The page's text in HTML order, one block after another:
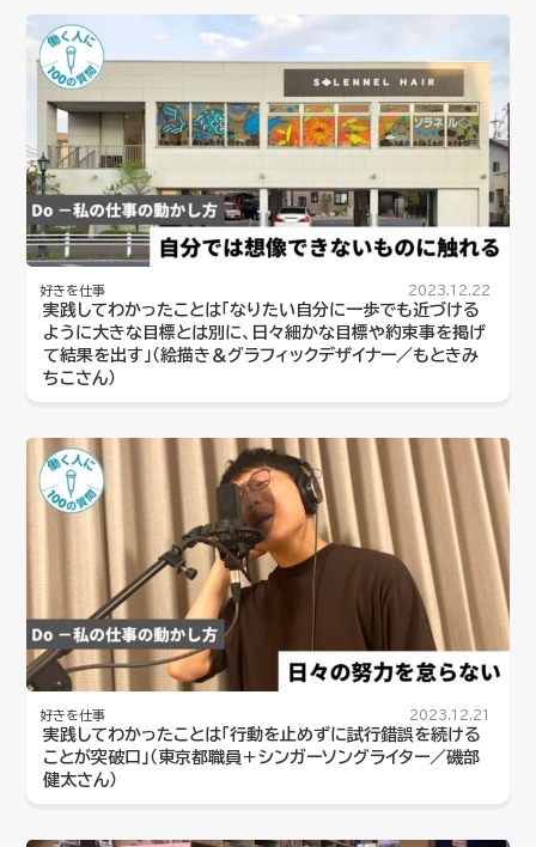
好きを仕事 2023.12.22
実践してわかったことは「なりたい自分に一歩でも近づける
ように大きな目標とは別に、日々細かな目標や約束事を掲げ
て結果を出す」（絵描き＆グラフィックデザイナー／もときみ
ちこさん）
好きを仕事 2023.12.21
実践してわかったことは「行動を止めずに試行錯誤を続ける
ことが突破口」（東京都職員＋シンガーソングライター／磯部
健太さん）